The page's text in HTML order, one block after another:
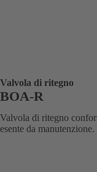
Valvola di ritegno
BOA-R
Valvola di ritegno
esente da manutenzione.